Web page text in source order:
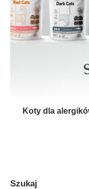
Koty dla
Szukaj